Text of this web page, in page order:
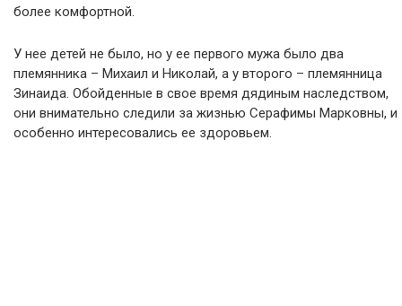
более комфортной.
У нее детей не было, но у ее первого мужа было два
племянника – Михаил и Николай, а у второго – племянница
Зинаида. Обойденные в свое время дядиным наследством,
они внимательно следили за жизнью Серафимы Марковны, и
особенно интересовались ее здоровьем.